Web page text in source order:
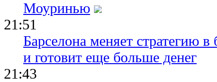
Моуринью
21:51
Барселона меняет стратегию
и готовит еще больше денег
21:43